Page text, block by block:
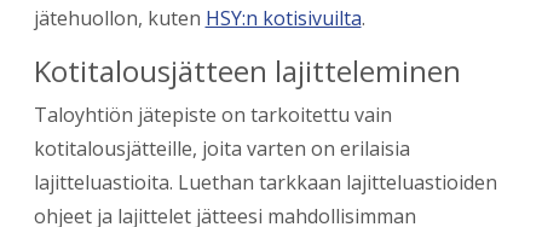
jätehuollon, kuten HSY:n kotisivuilta.
Kotitalousjätteen lajitteleminen
Taloyhtiön jätepiste on tarkoitettu vain
kotitalousjätteille, joita varten on erilaisia
lajitteluastioita. Luethan tarkkaan lajitteluastioiden
ohjeet ja lajittelet jätteesi mahdollisimman